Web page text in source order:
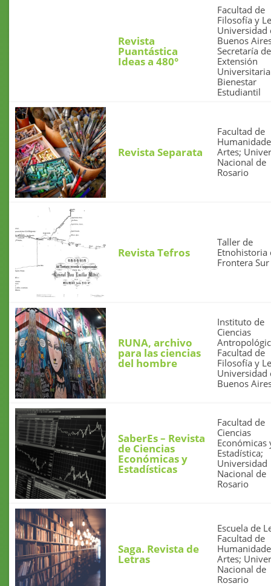
Revista
Puantástica
Ideas a 480°
Facultad de
Filosofía y
Universidad
Buenos
Secretaría de
Extensión
Bienestar
Estudiantil
Revista Separata
Facultad de
Artes;
Nacional de
Rosario
Revista Tefros
Taller de
Etnohistoria
Frontera Sur
RUNA, archivo
para las ciencias
del hombre
Instituto de
Ciencias
Facultad de
Filosofía y
Universidad
Buenos
SaberEs – Revista
de Ciencias
Económicas y
Estadísticas
Facultad de
Ciencias
Económicas
Estadística;
Universidad
Nacional de
Rosario
Saga. Revista de
Letras
Escuela de
Facultad de
Artes;
Nacional de
Rosario